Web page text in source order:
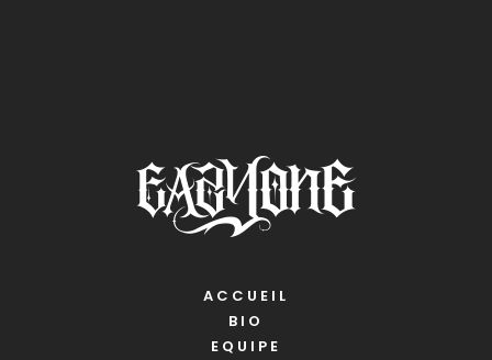
ACCUEIL
BIO
EQUIPE